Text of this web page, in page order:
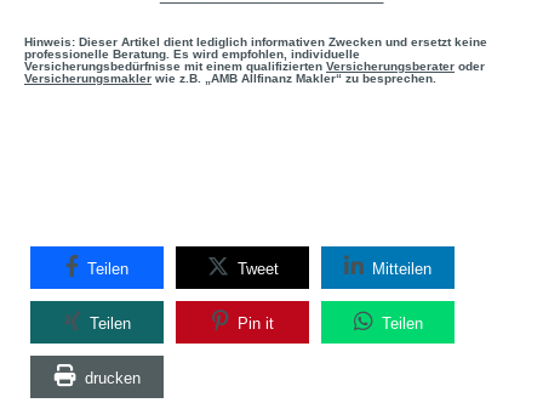
Hinweis: Dieser Artikel dient lediglich informativen Zwecken und ersetzt keine
professionelle Beratung. Es wird empfohlen, individuelle
Versicherungsbedürfnisse mit einem qualifizierten Versicherungsberater oder
Versicherungsmakler wie z.B. „AMB Allfinanz Makler“ zu besprechen.
Teilen Tweet Mitteilen
Teilen Pin it Teilen
drucken